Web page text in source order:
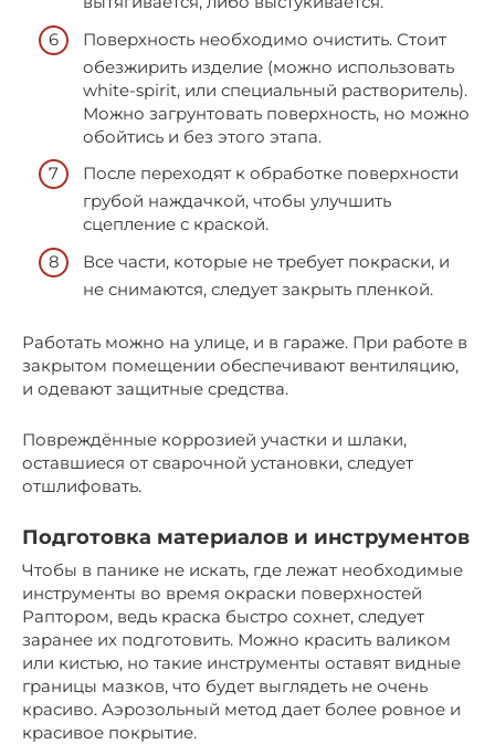
Поверхность необходимо очистить. Стоит
обезжирить изделие (можно использовать
white-spirit, или специальный растворитель).
Можно загрунтовать поверхность, но можно
обойтись и без этого этапа.
После переходят к обработке поверхности
грубой наждачкой, чтобы улучшить
сцепление с краской.
Все части, которые не требует покраски, и
не снимаются, следует закрыть пленкой.
Работать можно на улице, и в гараже. При работе в
закрытом помещении обеспечивают вентиляцию,
и одевают защитные средства.
Повреждённые коррозией участки и шлаки,
оставшиеся от сварочной установки, следует
отшлифовать.
Подготовка материалов и инструментов
Чтобы в панике не искать, где лежат необходимые
инструменты во время окраски поверхностей
Раптором, ведь краска быстро сохнет, следует
заранее их подготовить. Можно красить валиком
или кистью, но такие инструменты оставят видные
границы мазков, что будет выглядеть не очень
красиво. Аэрозольный метод дает более ровное и
красивое покрытие.